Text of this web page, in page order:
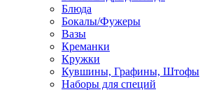
Блюда
Бокалы/Фужеры
Вазы
Креманки
Кружки
Кувшины, Графины, Штофы
Наборы для специй